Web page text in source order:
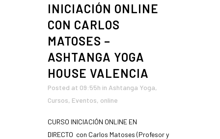
INICIACIÓN ONLINE
CON CARLOS
MATOSES –
ASHTANGA YOGA
HOUSE VALENCIA
Posted at 09:55h in Ashtanga Yoga,
Cursos, Eventos, online
CURSO INICIACIÓN ONLINE EN
DIRECTO con Carlos Matoses (Profesor y